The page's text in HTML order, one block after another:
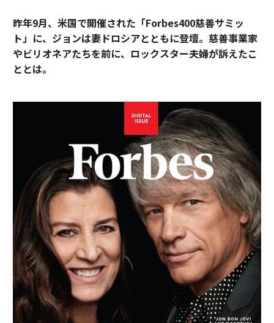
昨年9月、米国で開催された「Forbes400慈善サミッ
ト」に、ジョンは妻ドロシアとともに登壇。慈善事業家
やビリオネアたちを前に、ロックスター夫婦が訴えたこ
ととは。